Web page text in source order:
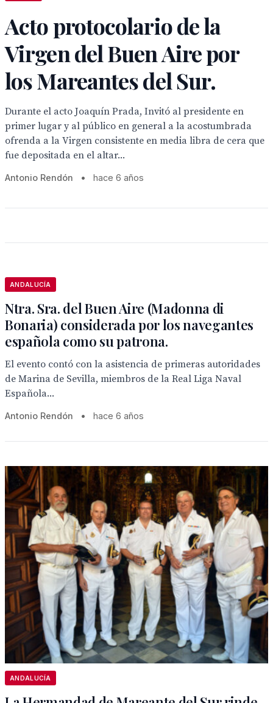
Acto protocolario de la
Virgen del Buen Aire por
los Mareantes del Sur.
Durante el acto Joaquín Prada, Invitó al presidente en
primer lugar y al público en general a la acostumbrada
ofrenda a la Virgen consistente en media libra de cera que
fue depositada en el altar...
Antonio Rendón • hace 6 años
ANDALUCÍA
Ntra. Sra. del Buen Aire (Madonna di
Bonaria) considerada por los navegantes
española como su patrona.
El evento contó con la asistencia de primeras autoridades
de Marina de Sevilla, miembros de la Real Liga Naval
Española...
Antonio Rendón • hace 6 años
ANDALUCÍA